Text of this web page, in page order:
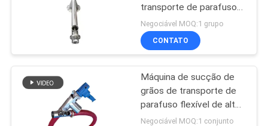
transporte de parafuso
do eixo helicoidal do
milho do móbil de HZ-2A
120m
Negociável MOQ:1 grupo
CONTATO
Máquina de sucção de
grãos de transporte de
parafuso flexível de alta
capacidade
Negociável MOQ:1 conjunto